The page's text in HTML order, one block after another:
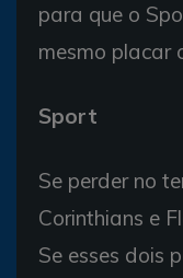
para que o
mesmo placar
Sport
Se perder no
Corinthians e
Se esses dois